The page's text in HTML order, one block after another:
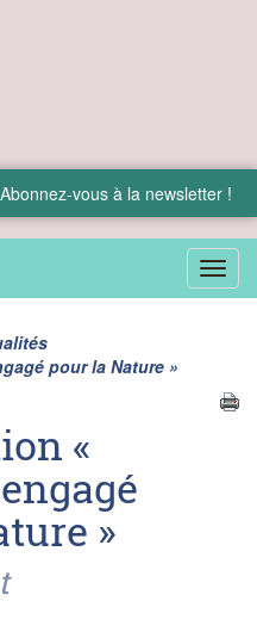
Abonnez-vous à la newsletter !
Menu
pour la Nature »
«
»